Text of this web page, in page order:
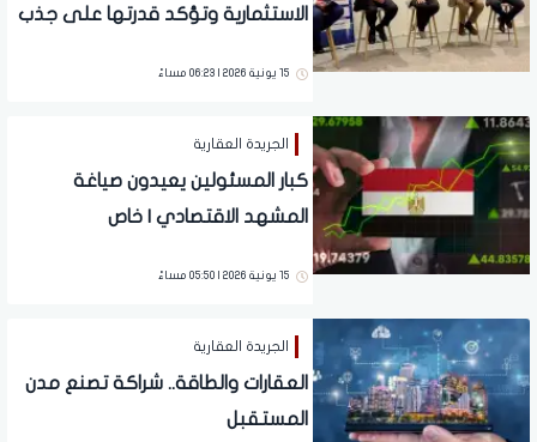
الاستثمارية وتؤكد قدرتها على جذب
15 يونية 2026 | 06:23 مساءً
الجريدة العقارية
كبار المسئولين يعيدون صياغة
المشهد الاقتصادي | خاص
15 يونية 2026 | 05:50 مساءً
الجريدة العقارية
العقارات والطاقة.. شراكة تصنع مدن
المستقبل